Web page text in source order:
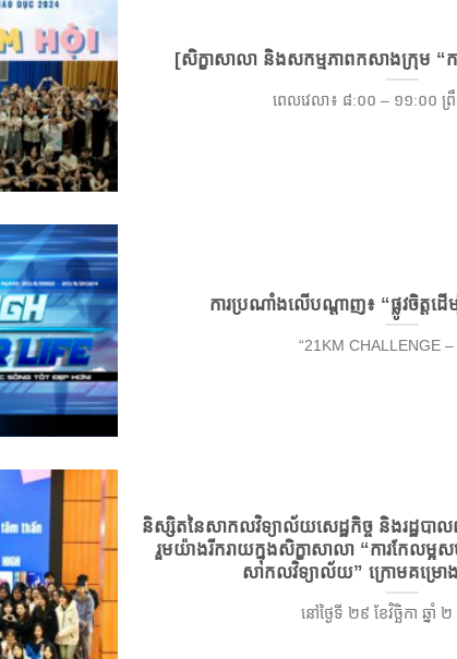
[សិក្ខាសាលា និងសកម្មភាពកសាងក្រុម “ក
ពេលវេលា៖ ៨:០០ – ១១:០០ ព្
ការប្រណាំងលើបណ្តាញ៖ “ផ្លូវចិត្តដើ
“21KM CHALLENGE
និស្សិតនៃសាកលវិទ្យាល័យសេដ្ឋកិច្ច និងរដ្ឋបា
រួមយ៉ាងរីករាយក្នុងសិក្ខាសាលា “ការកែលម្អស
សាកលវិទ្យាល័យ” ក្រោមគម្រោ
នៅថ្ងៃទី ២៩ ខែវិច្ឆិកា ឆ្នាំ